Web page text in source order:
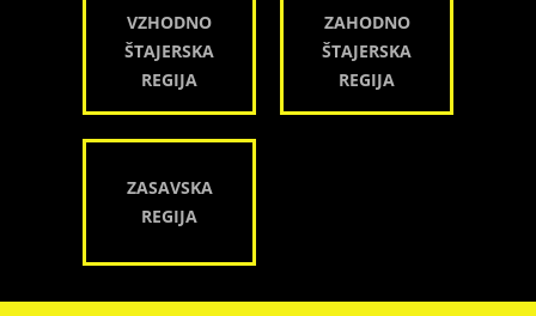
VZHODNO
ŠTAJERSKA
REGIJA
ZAHODNO
ŠTAJERSKA
REGIJA
ZASAVSKA
REGIJA